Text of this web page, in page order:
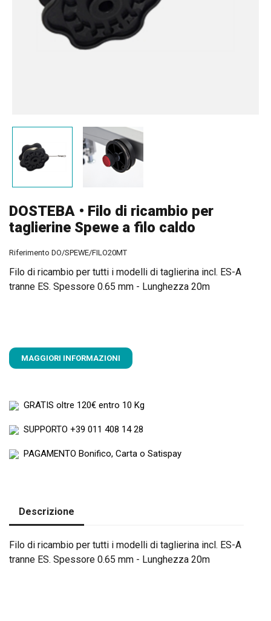
DOSTEBA • Filo di ricambio per
taglierine Spewe a filo caldo
Riferimento DO/SPEWE/FILO20MT
Filo di ricambio per tutti i modelli di taglierina incl. ES-A
tranne ES. Spessore 0.65 mm - Lunghezza 20m
MAGGIORI INFORMAZIONI
GRATIS oltre 120€ entro 10 Kg
SUPPORTO +39 011 408 14 28
PAGAMENTO Bonifico, Carta o Satispay
Descrizione
Filo di ricambio per tutti i modelli di taglierina incl. ES-A
tranne ES. Spessore 0.65 mm - Lunghezza 20m